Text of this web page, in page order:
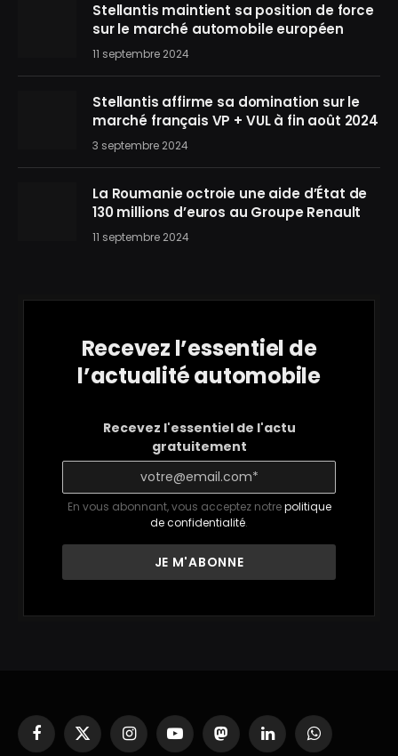
Stellantis maintient sa position de force
sur le marché automobile européen
11 septembre 2024
Stellantis affirme sa domination sur le
marché français VP + VUL à fin août 2024
3 septembre 2024
La Roumanie octroie une aide d’État de
130 millions d’euros au Groupe Renault
11 septembre 2024
Recevez l’essentiel de
l’actualité automobile
Recevez l'essentiel de l'actu
gratuitement
En vous abonnant, vous acceptez notrepolitique
de confidentialité.
Facebook
X
InstagramYouTubeMastodonLinkedInWhatsApp